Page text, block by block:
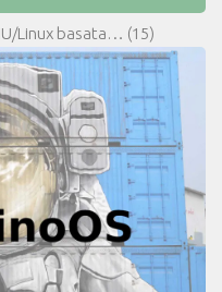
Linux basata… (15)